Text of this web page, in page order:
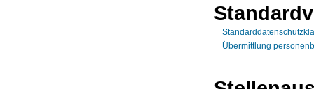
Übermittlung